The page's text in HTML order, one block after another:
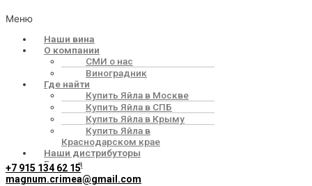
Меню
Наши вина
О компании
СМИ о нас
Виноградник
Где найти
Купить Яйла в Москве
Купить Яйла в СПБ
Купить Яйла в Крыму
Купить Яйла в
Краснодарском крае
Наши дистрибуторы
Галерея
+7 915 134 62 15
magnum.crimea@gmail.com